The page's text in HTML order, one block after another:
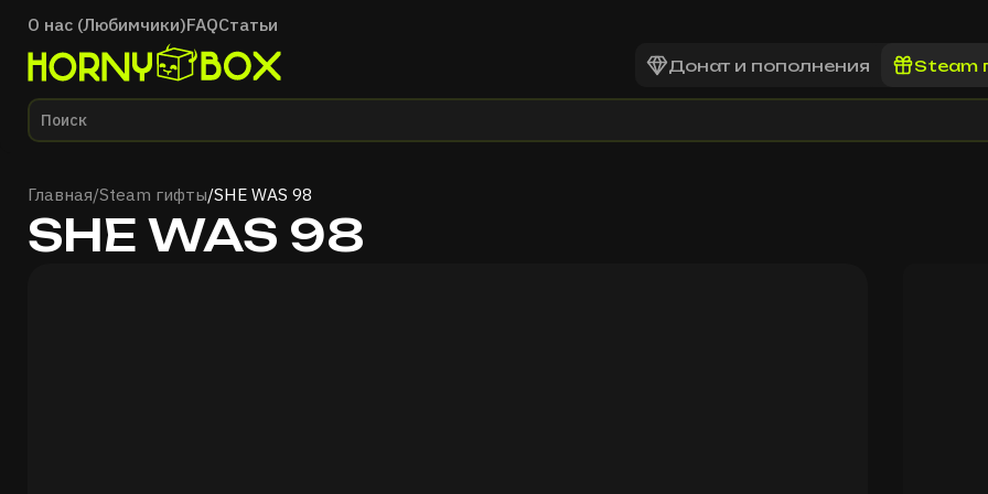
О нас (Любимчики)FAQСтатьи
Главная
Донат и пополнения Steam
Главная/Steam гифты/SHE WAS 98
SHE WAS 98